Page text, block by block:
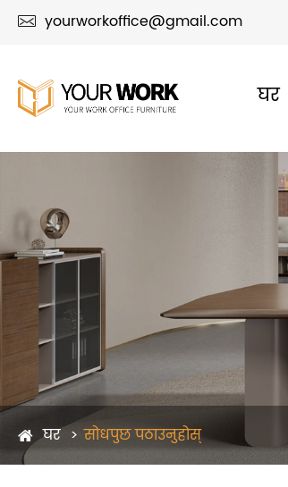
 yourworkoffice@gmail.com
घर
घर सोधपुछ पठाउनुहोस्